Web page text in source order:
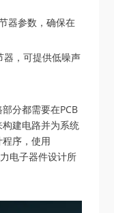
器参数，确保在
器，可提供低噪声
分都需要在PCB
建电路并为系统
序，使用
电子器件设计所